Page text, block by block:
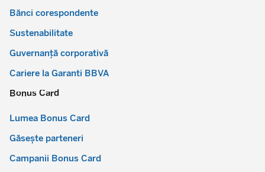
Bănci corespondente
Sustenabilitate
Guvernanță corporativă
Cariere la Garanti BBVA
Bonus Card
Lumea Bonus Card
Găsește parteneri
Campanii Bonus Card